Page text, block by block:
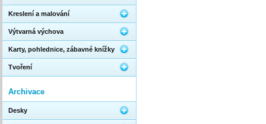
Kreslení a malování
Výtvarná výchova
Karty, pohlednice, zábavné knížky
Tvoření
Archivace
Desky